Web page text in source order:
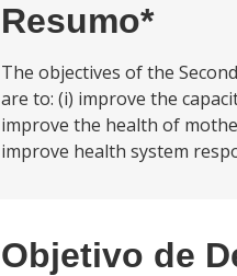
Resumo*
The objectives of the
are to: (i) improve the
improve the health of
improve health system
Objetivo de